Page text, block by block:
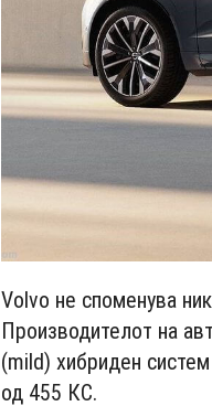
Volvo не споменува
Производителот на
(mild) хибриден
од 455 КС.